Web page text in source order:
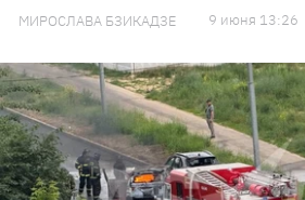
МИРОСЛАВА БЗИКАДЗЕ 9 июня 13:26